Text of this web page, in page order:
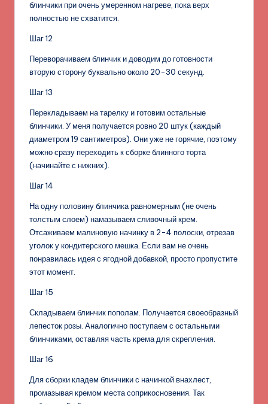
блинчики при очень умеренном нагреве, пока верх
полностью не схватится.
Шаг 12
Переворачиваем блинчик и доводим до готовности
вторую сторону буквально около 20-30 секунд.
Шаг 13
Перекладываем на тарелку и готовим остальные
блинчики. У меня получается ровно 20 штук (каждый
диаметром 19 сантиметров). Они уже не горячие, поэтому
можно сразу переходить к сборке блинного торта
(начинайте с нижних).
Шаг 14
На одну половину блинчика равномерным (не очень
толстым слоем) намазываем сливочный крем.
Отсаживаем малиновую начинку в 2-4 полоски, отрезав
уголок у кондитерского мешка. Если вам не очень
понравилась идея с ягодной добавкой, просто пропустите
этот момент.
Шаг 15
Складываем блинчик пополам. Получается своеобразный
лепесток розы. Аналогично поступаем с остальными
блинчиками, оставляя часть крема для скрепления.
Шаг 16
Для сборки кладем блинчики с начинкой внахлест,
промазывая кремом места соприкосновения. Так